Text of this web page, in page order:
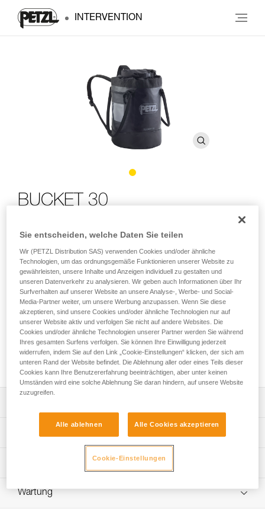
INTERVENTION
BUCKET 30
Standfester Seilsack. 30 Liter
Der einfache, robuste Seilsack BUCKET 30 ermöglicht, bis
zu 115 Meter Seil mit einem Durchmesser von 11 mm zu
verstauen. Er ist standfest und behält seine Form, selbst
wenn er leer ist, um den Zugriff auf den Innenbereich zu
erleichtern. Er verfügt über gepolsterte Schulterriemen für
komfortables Tragen, ein Außenfach zum Verstauen
persönlicher Wertsachen und ein personalisierbares ID-Feld
zum schnellen Identifizieren des Inhalts. Die Konstruktion
aus TPU-Plane ist für den regelmäßigen bis intensiven
Gebrauch geeignet.
Standfester Seilsack:
- Das Volumen von 30 Litern ermöglicht, bis zu 115 Meter
- An den zwei Schlaufen im Inneren des Sacks können die
befestigt werden.
- Vier Schlaufen im Innenbereich zum Befestigen von
Ausrüstung.
Volumen: 30 Liter
Abmessungen: 42 cm (Höhe) x 30 cm (Durchmesser
Technische Informationen
Häufige Fragen
Wartung
Sie entscheiden, welche Daten Sie teilen
Wir (PETZL Distribution SAS) verwenden Cookies und/oder ähnliche
Technologien, um das ordnungsgemäße Funktionieren unserer Website zu
gewährleisten, unsere Inhalte und Anzeigen individuell zu gestalten und
unseren Datenverkehr zu analysieren. Wir geben auch Informationen über Ihr
Surfverhalten auf unserer Website an unsere Analyse-, Werbe- und Social-
Media-Partner weiter, um unsere Werbung anzupassen. Wenn Sie diese
akzeptieren, sind unsere Cookies und/oder ähnliche Technologien nur auf
unserer Website aktiv und verfolgen Sie nicht auf andere Websites. Die
Cookies und/oder ähnliche Technologien unserer Partner werden Sie während
Ihres gesamten Surfens verfolgen. Sie können Ihre Einwilligung jederzeit
widerrufen, indem Sie auf den Link „Cookie-Einstellungen“ klicken, der sich am
unteren Rand der Website befindet. Die Ablehnung aller oder eines Teils dieser
Cookies kann Ihre Benutzererfahrung beeinträchtigen, aber unter keinen
Umständen wird eine solche Ablehnung Sie daran hindern, auf unsere Website
zuzugreifen.
Alle ablehnen Alle Cookies akzeptieren
Cookie-Einstellungen